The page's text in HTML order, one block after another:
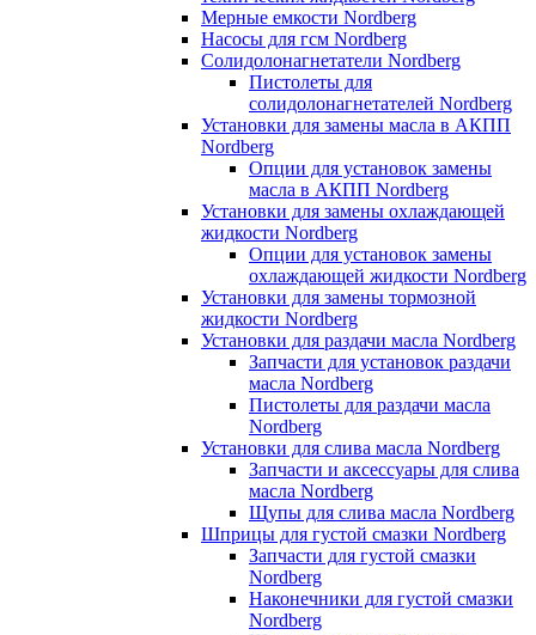
Мерные емкости Nordberg
Насосы для гсм Nordberg
Солидолонагнетатели Nordberg
Пистолеты для
солидолонагнетателей Nordberg
Установки для замены масла в АКПП
Nordberg
Опции для установок замены
масла в АКПП Nordberg
Установки для замены охлаждающей
жидкости Nordberg
Опции для установок замены
охлаждающей жидкости Nordberg
Установки для замены тормозной
жидкости Nordberg
Установки для раздачи масла Nordberg
Запчасти для установок раздачи
масла Nordberg
Пистолеты для раздачи масла
Nordberg
Установки для слива масла Nordberg
Запчасти и аксессуары для слива
масла Nordberg
Щупы для слива масла Nordberg
Шприцы для густой смазки Nordberg
Запчасти для густой смазки
Nordberg
Наконечники для густой смазки
Nordberg